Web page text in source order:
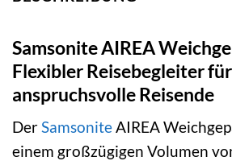
Samsonite AIREA
Flexibler Reisebegleiter für
anspruchsvolle Reisende
DerSamsoniteAIREA
einem großzügigen Volumen